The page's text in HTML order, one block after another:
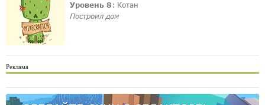
Уровень 8 : Котан
Построил дом
Реклама